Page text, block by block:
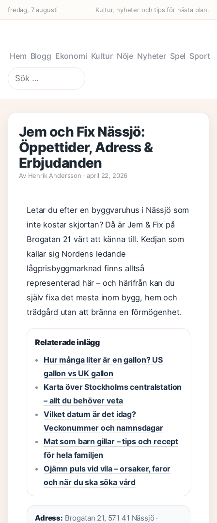
fredag, 7 augusti Kultur, nyheter och tips för nästa plan.
Hem Blogg Ekonomi Kultur Nöje Nyheter Spel Sport
Sök
efter:
Jem och Fix Nässjö:
Öppettider, Adress &
Erbjudanden
Av Henrik Andersson · april 22, 2026
Letar du efter en byggvaruhus i Nässjö som
inte kostar skjortan? Då är Jem & Fix på
Brogatan 21 värt att känna till. Kedjan som
kallar sig Nordens ledande
lågprisbyggmarknad finns alltså
representerad här – och härifrån kan du
själv fixa det mesta inom bygg, hem och
trädgård utan att bränna en förmögenhet.
Relaterade inlägg
Hur många liter är en gallon? US
gallon vs UK gallon
Karta över Stockholms centralstation
– allt du behöver veta
Vilket datum är det idag?
Veckonummer och namnsdagar
Mat som barn gillar – tips och recept
för hela familjen
Ojämn puls vid vila – orsaker, faror
och när du ska söka vård
Adress: Brogatan 21, 571 41 Nässjö ·